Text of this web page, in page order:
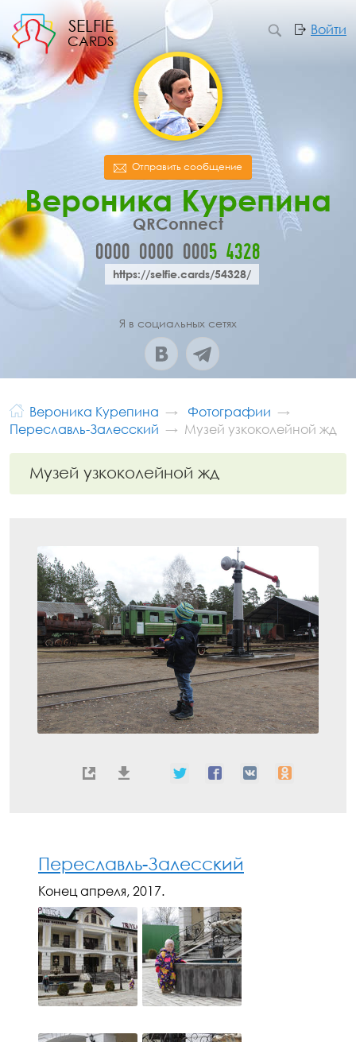
SELFIE
CARDS
Войти
Отправить сообщение
Вероника Курепина
QRConnect
0000 0000 0005 4328
https://selfie.cards/54328/
Я в социальных сетях
Вероника Курепина
Фотографии
Переславль-Залесский
Музей узкоколейной жд
Музей узкоколейной жд
Переславль-Залесский
Конец апреля, 2017.